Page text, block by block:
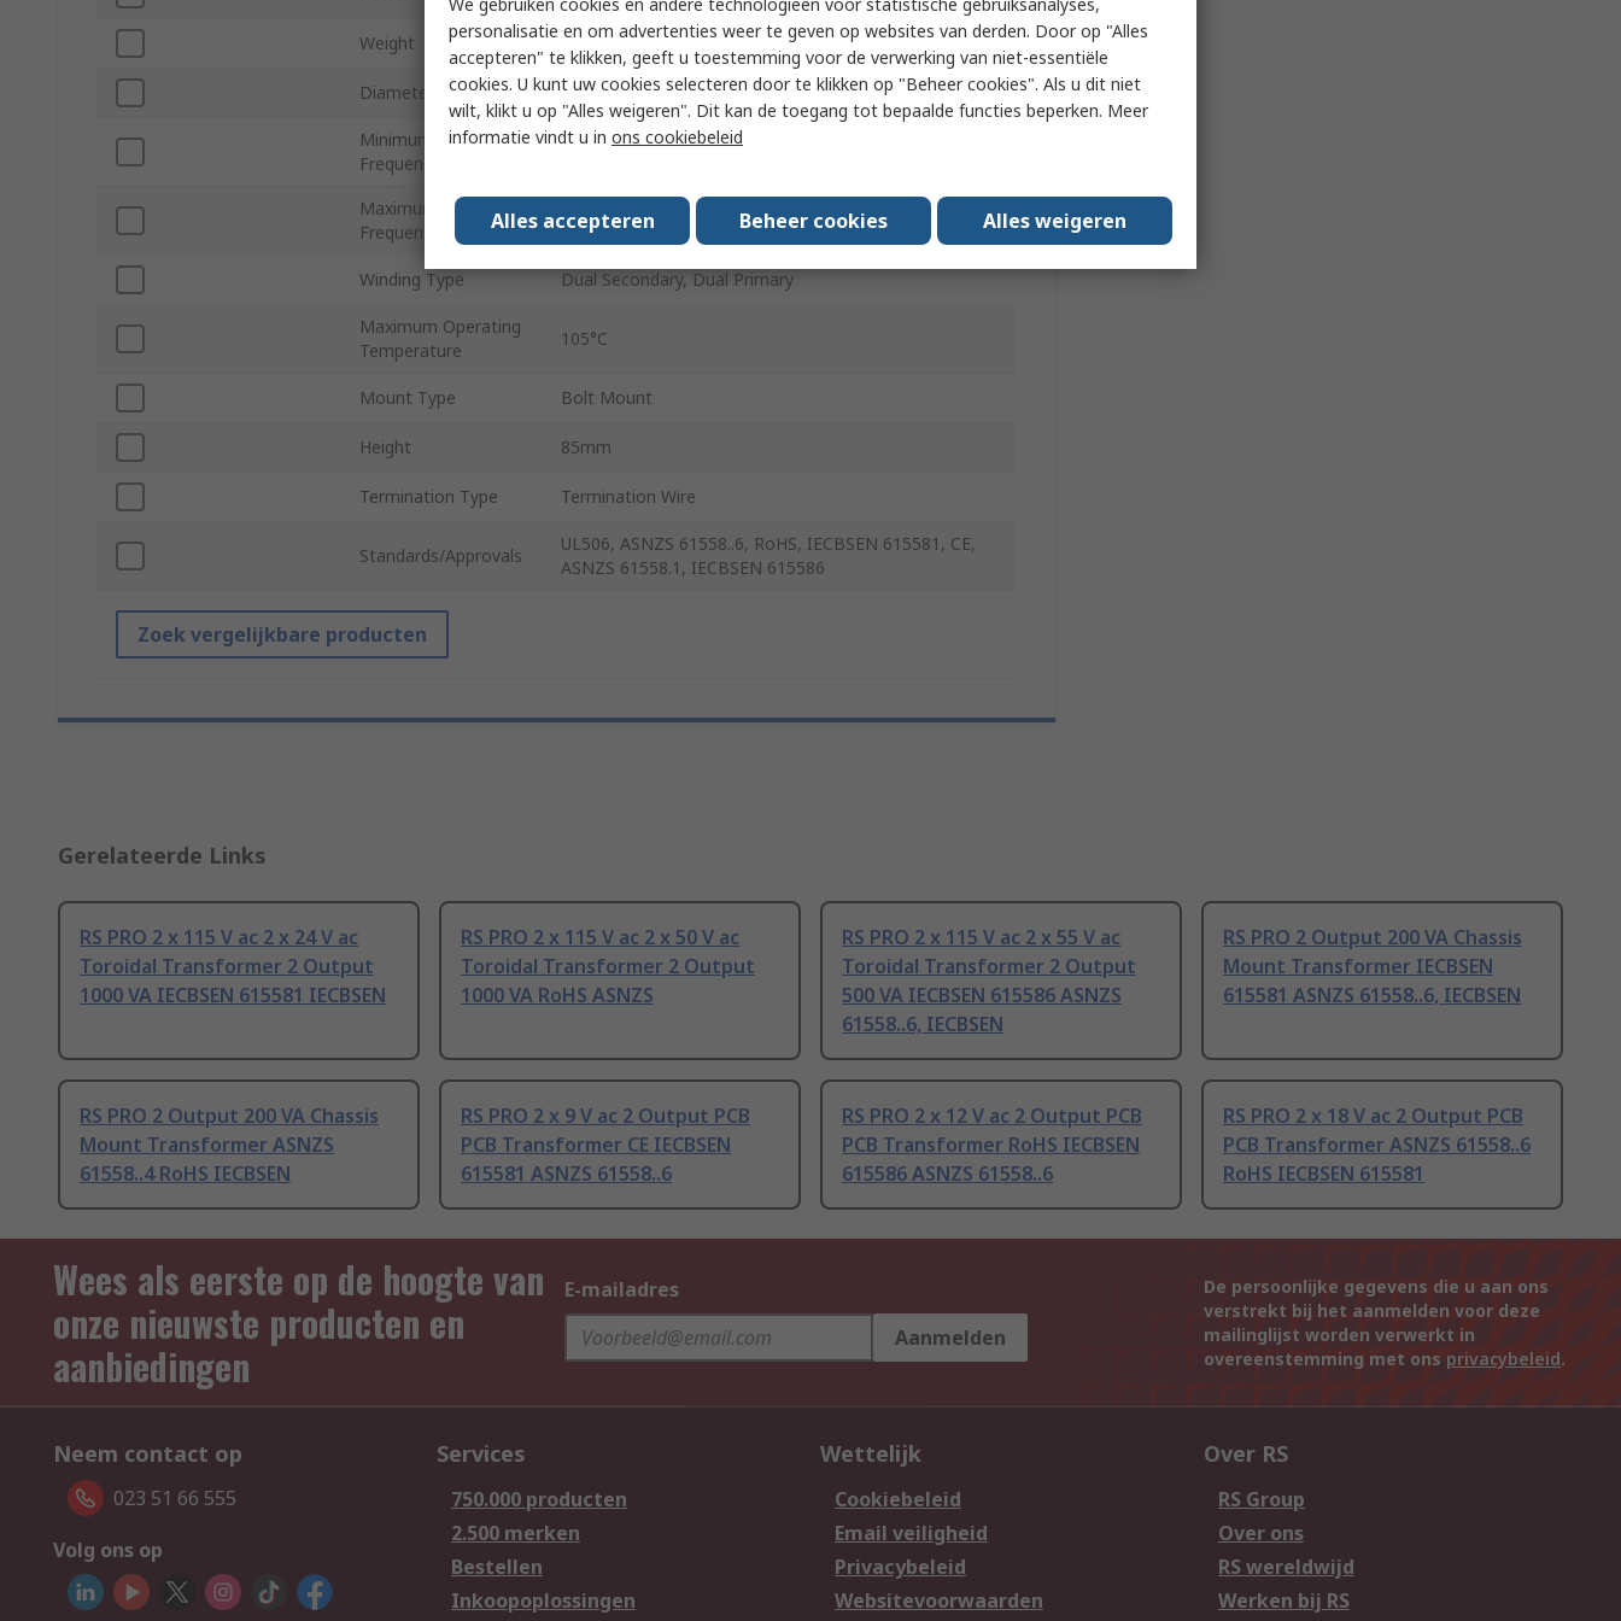
Weight 8.4kg
Diameter 172mm
Minimum Operating
Frequency
Maximum Operating
Frequency
60Hz
Winding Type Dual Secondary, Dual Primary
Maximum Operating
Temperature
105°C
Mount Type Bolt Mount
Height 85mm
Termination Type Termination Wire
Standards/Approvals
UL506, ASNZS 61558..6, RoHS, IECBSEN 615581, CE,
ASNZS 61558.1, IECBSEN 615586
Zoek vergelijkbare producten
Gerelateerde Links
RS PRO 2 x 115 V ac 2 x 24 V ac
Toroidal Transformer 2 Output
1000 VA IECBSEN 615581 IECBSEN
RS PRO 2 x 115 V ac 2 x 50 V ac
Toroidal Transformer 2 Output
1000 VA RoHS ASNZS
RS PRO 2 x 115 V ac 2 x 55 V ac
Toroidal Transformer 2 Output
500 VA IECBSEN 615586 ASNZS
61558..6, IECBSEN
RS PRO 2 Output 200 VA Chassis
Mount Transformer IECBSEN
615581 ASNZS 61558..6, IECBSEN
RS PRO 2 Output 200 VA Chassis
Mount Transformer ASNZS
61558..4 RoHS IECBSEN
RS PRO 2 x 9 V ac 2 Output PCB
PCB Transformer CE IECBSEN
615581 ASNZS 61558..6
RS PRO 2 x 12 V ac 2 Output PCB
PCB Transformer RoHS IECBSEN
615586 ASNZS 61558..6
RS PRO 2 x 18 V ac 2 Output PCB
PCB Transformer ASNZS 61558..6
RoHS IECBSEN 615581
Wees als eerste op de hoogte van
onze nieuwste producten en
aanbiedingen
E-mailadres
Aanmelden
De persoonlijke gegevens die u aan ons
verstrekt bij het aanmelden voor deze
mailinglijst worden verwerkt in
overeenstemming met ons privacybeleid.
Neem contact op
023 51 66 555
Volg ons op
Services
750.000 producten
2.500 merken
Bestellen
Inkoopoplossingen
Wettelijk
Cookiebeleid
Email veiligheid
Privacybeleid
Websitevoorwaarden
Over RS
RS Group
Over ons
RS wereldwijd
Werken bij RS
personalisatie en om advertenties weer te geven op websites van derden. Door op "Alles
accepteren" te klikken, geeft u toestemming voor de verwerking van niet-essentiële
cookies. U kunt uw cookies selecteren door te klikken op "Beheer cookies". Als u dit niet
wilt, klikt u op "Alles weigeren". Dit kan de toegang tot bepaalde functies beperken. Meer
informatie vindt u in ons cookiebeleid
Alles accepteren Beheer cookies Alles weigeren